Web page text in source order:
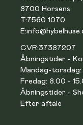
8700 Horsens
T:7560 1070
E:
CVR:37387207
Åbningstider -
Mandag-
Fredag: 8.00 -
Åbningstider -
Efter aftale